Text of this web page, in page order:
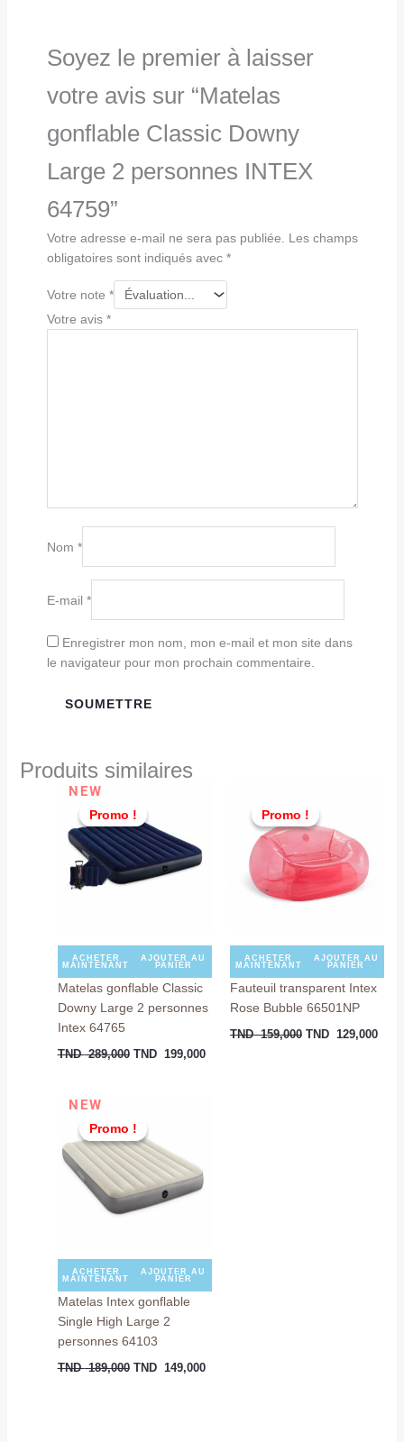
Soyez le premier à laisser
votre avis sur “Matelas
gonflable Classic Downy
Large 2 personnes INTEX
64759”
Votre adresse e-mail ne sera pas publiée.
Les champs
obligatoires sont indiqués avec *
Votre note *
Votre avis *
Nom *
E-mail *
Enregistrer mon nom, mon e-mail et mon site dans
le navigateur pour mon prochain commentaire.
Produits similaires
Promo !
NEW
Promo !
ACHETER
MAINTENANT
AJOUTER AU
PANIER
Matelas gonflable Classic
Downy Large 2 personnes
Intex 64765
TND289,000
initial
était :
TND
289,000.
TND 199,000
199,000.
Promo !
Promo !
ACHETER
MAINTENANT
AJOUTER AU
PANIER
Fauteuil transparent Intex
Rose Bubble 66501NP
TND159,000
initial
était :
TND
159,000.
TND 129,000
Promo !
NEW
Promo !
ACHETER
MAINTENANT
AJOUTER AU
PANIER
Matelas Intex gonflable
Single High Large 2
personnes 64103
TND189,000
initial
était :
TND
189,000.
TND 149,000